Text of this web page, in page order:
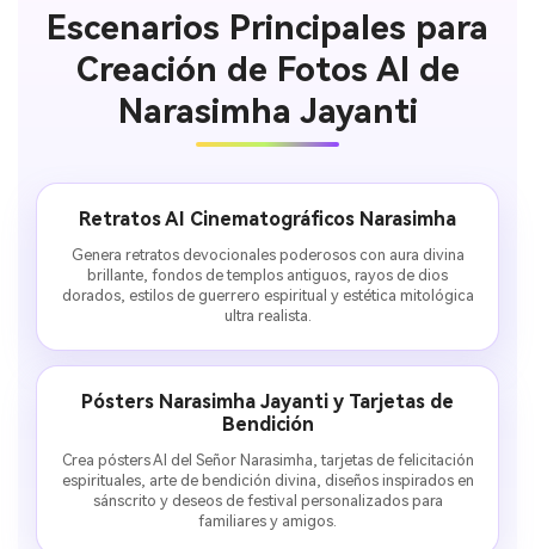
Escenarios Principales para
Creación de Fotos AI de
Narasimha Jayanti
Retratos AI Cinematográficos Narasimha
Genera retratos devocionales poderosos con aura divina
brillante, fondos de templos antiguos, rayos de dios
dorados, estilos de guerrero espiritual y estética mitológica
ultra realista.
Pósters Narasimha Jayanti y Tarjetas de
Bendición
Crea pósters AI del Señor Narasimha, tarjetas de felicitación
espirituales, arte de bendición divina, diseños inspirados en
sánscrito y deseos de festival personalizados para
familiares y amigos.